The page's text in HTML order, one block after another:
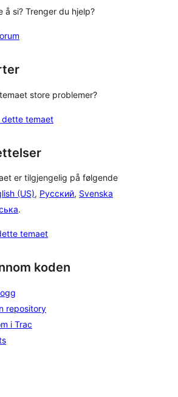
å si? Trenger du hjelp?
store problemer?
dette temaet
er tilgjengelig på følgende
(US), Русский, Svenska
.
temaet
koden
repository
i Trac